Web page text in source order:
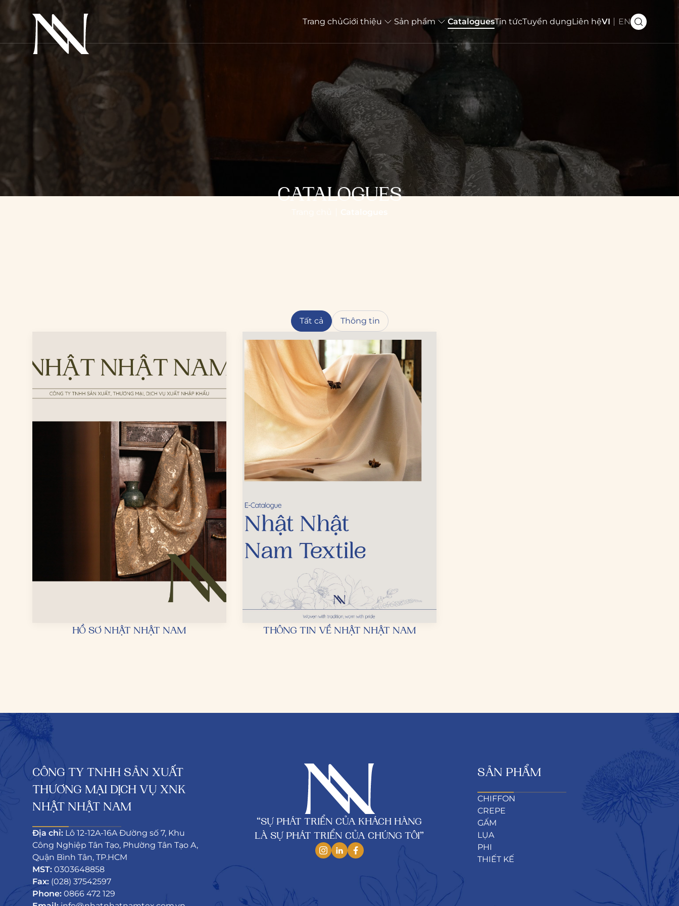
Trang chủGiới thiệu Sản phẩm CataloguesTin tứcTuyển dụngLiên hệVI EN
CATALOGUES
Tất cả Thông tin
HỒ SƠ NHẬT NHẬT NAM THÔNG TIN VỀ NHẬT NHẬT NAM
CÔNG TY TNHH SẢN XUẤT
THƯƠNG MẠI DỊCH VỤ XNK
NHẬT NHẬT NAM
Địa chỉ: Lô 12-12A-16A Đường số 7, Khu
Công Nghiệp Tân Tạo, Phường Tân Tạo A,
Quận Bình Tân, TP.HCM
MST: 0303648858
Fax: (028) 37542597
Phone: 0866 472 129
“SỰ PHÁT TRIỂN CỦA KHÁCH HÀNG
LÀ SỰ PHÁT TRIỂN CỦA CHÚNG TÔI”
SẢN PHẨM
CHIFFON
CREPE
GẤM
LỤA
PHI
THIẾT KẾ